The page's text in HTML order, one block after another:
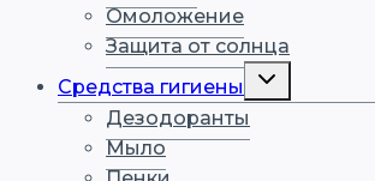
Омоложение
Защита от солнца
Средства гигиены
Переключить
меню
Дезодоранты
Мыло